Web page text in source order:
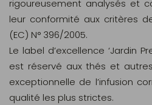
rigoureusement analysés et
leur conformité aux critères
(EC) N° 396/2005.
Le label d’excellence ‘Jardin
est réservé aux thés et
exceptionnelle de l’infusion
qualité les plus strictes.